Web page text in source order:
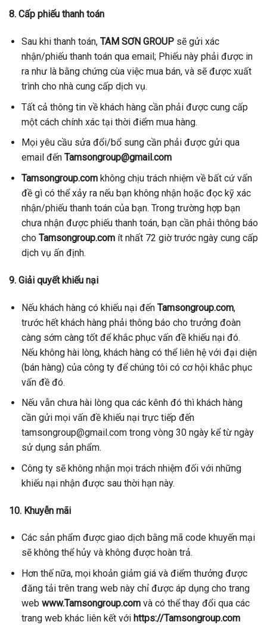
8. Cấp phiếu thanh toán
Sau khi thanh toán, TAM SƠN GROUP sẽ gửi xác
nhận/phiếu thanh toán qua email; Phiếu này phải được in
ra như là bằng chứng cùa việc mua bán, và sẽ được xuất
trình cho nhà cung cấp dịch vụ.
Tất cả thông tin về khách hàng cần phải được cung cấp
một cách chính xác tại thời điểm mua hàng.
Mọi yêu cầu sửa đổi/bổ sung cần phải được gửi qua
email đến Tamsongroup@gmail.com
Tamsongroup.comkhông chịu trách nhiệm về bất cứ vấn
đề gì có thể xảy ra nếu bạn không nhận hoặc đọc kỹ xác
nhận/phiếu thanh toán của bạn. Trong trường hợp bạn
chưa nhận được phiếu thanh toán, bạn cần phải thông báo
cho Tamsongroup.comít nhất 72 giờ trước ngày cung cấp
dịch vụ ấn định.
9. Giải quyết khiếu nại
Nếu khách hàng có khiếu nại đến Tamsongroup.com,
trước hết khách hàng phải thông báo cho trưởng đoàn
càng sớm càng tốt để khắc phục vấn đề khiếu nại đó.
Nếu không hài lòng, khách hàng có thể liên hệ với đại diện
(bán hàng) của công ty để chúng tôi có cơ hội khắc phục
vấn đề đó.
Nếu vẫn chưa hài lòng qua các kênh đó thì khách hàng
cần gửi mọi vấn đề khiếu nại trực tiếp đến
tamsongroup@gmail.com trong vòng 30 ngày kể từ ngày
sử dụng sản phẩm.
Công ty sẽ không nhận mọi trách nhiệm đối với những
khiếu nại nhận được sau thời hạn này.
10. Khuyễn mãi
Các sản phẩm được giao dịch bằng mã code khuyến mại
sẽ không thể hủy và không được hoàn trả.
Hơn thế nữa, mọi khoản giảm giá và điểm thưởng được
đăng tải trên trang web này chỉ được áp dụng cho trang
web www.Tamsongroup.comvà có thể thay đổi qua các
trang web khác liên kết với https://Tamsongroup.com